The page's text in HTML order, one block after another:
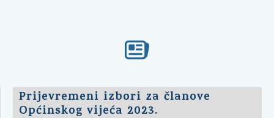
Prijevremeni izbori za članove
Općinskog vijeća 2023.